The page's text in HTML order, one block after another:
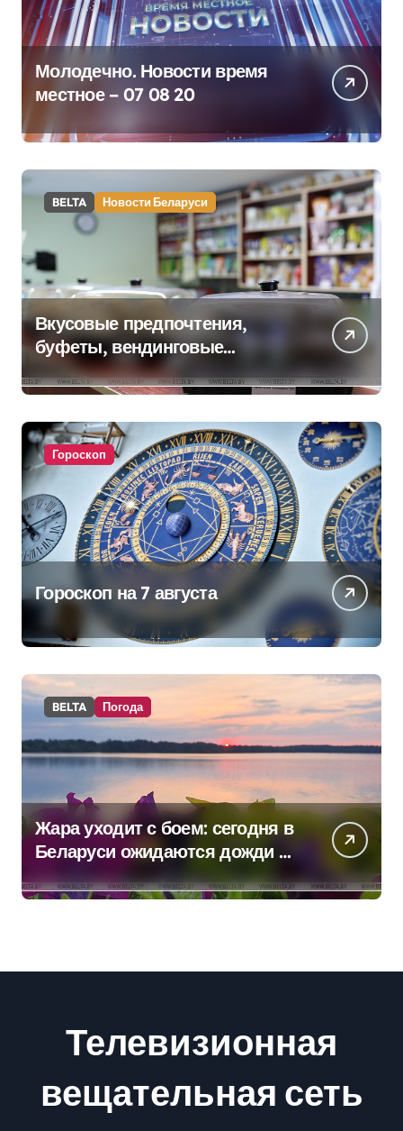
Молодечно. Новости время
местное – 07 08 20
BELTA Новости Беларуси
Вкусовые предпочтения,
буфеты, вендинговые
аппараты. Минобразования об
изменениях в школьном
питании
Гороскоп
Гороскоп на 7 августа
BELTA Погода
Жара уходит с боем: сегодня в
Беларуси ожидаются дожди и
грозы
Телевизионная
вещательная сеть